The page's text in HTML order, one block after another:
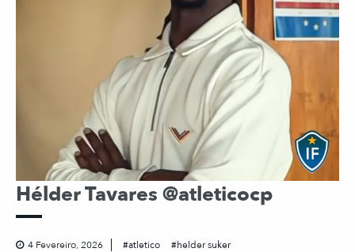
Hélder Tavares @atleticocp
4 Fevereiro, 2026 atletico helder suker